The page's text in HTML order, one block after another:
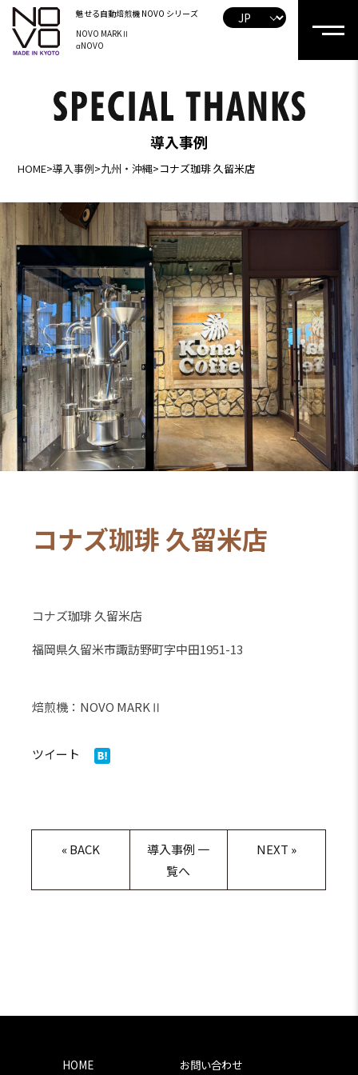
魅せる自動焙煎機 NOVO シリーズ
NOVO MARKⅡ
αNOVO
導入事例
HOME>導入事例>九州・沖縄>コナズ珈琲 久留米店
コナズ珈琲 久留米店
コナズ珈琲 久留米店
福岡県久留米市諏訪野町字中田1951-13
焙煎機：NOVO MARKⅡ
ツイート
«BACK
導入事例 一
覧へ
NEXT »
HOME
お問い合わせ